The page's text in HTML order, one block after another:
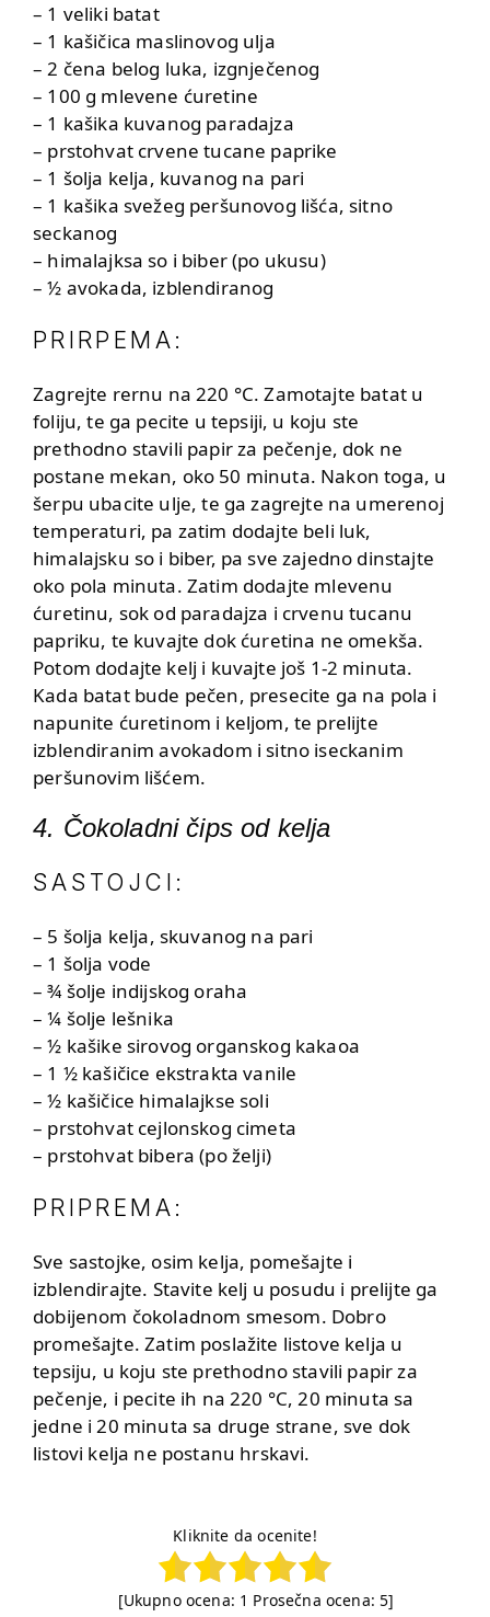
– 1 veliki batat
– 1 kašičica maslinovog ulja
– 2 čena belog luka, izgnječenog
– 100 g mlevene ćuretine
– 1 kašika kuvanog paradajza
– prstohvat crvene tucane paprike
– 1 šolja kelja, kuvanog na pari
– 1 kašika svežeg peršunovog lišća, sitno
seckanog
– himalajksa so i biber (po ukusu)
– ½ avokada, izblendiranog
PRIRPEMA:
Zagrejte rernu na 220 °C. Zamotajte batat u
foliju, te ga pecite u tepsiji, u koju ste
prethodno stavili papir za pečenje, dok ne
postane mekan, oko 50 minuta. Nakon toga, u
šerpu ubacite ulje, te ga zagrejte na umerenoj
temperaturi, pa zatim dodajte beli luk,
himalajsku so i biber, pa sve zajedno dinstajte
oko pola minuta. Zatim dodajte mlevenu
ćuretinu, sok od paradajza i crvenu tucanu
papriku, te kuvajte dok ćuretina ne omekša.
Potom dodajte kelj i kuvajte još 1-2 minuta.
Kada batat bude pečen, presecite ga na pola i
napunite ćuretinom i keljom, te prelijte
izblendiranim avokadom i sitno iseckanim
peršunovim lišćem.
4. Čokoladni čips od kelja
SASTOJCI:
– 5 šolja kelja, skuvanog na pari
– 1 šolja vode
– ¾ šolje indijskog oraha
– ¼ šolje lešnika
– ½ kašike sirovog organskog kakaoa
– 1 ½ kašičice ekstrakta vanile
– ½ kašičice himalajkse soli
– prstohvat cejlonskog cimeta
– prstohvat bibera (po želji)
PRIPREMA:
Sve sastojke, osim kelja, pomešajte i
izblendirajte. Stavite kelj u posudu i prelijte ga
dobijenom čokoladnom smesom. Dobro
promešajte. Zatim poslažite listove kelja u
tepsiju, u koju ste prethodno stavili papir za
pečenje, i pecite ih na 220 °C, 20 minuta sa
jedne i 20 minuta sa druge strane, sve dok
listovi kelja ne postanu hrskavi.
Kliknite da ocenite!
[Ukupno ocena: 1 Prosečna ocena:5]